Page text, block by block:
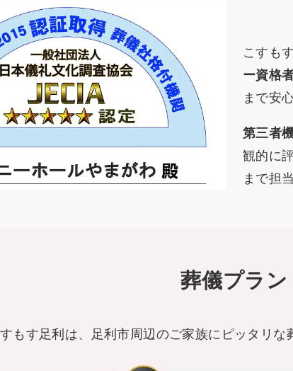
こすも
ー資格
まで安
第三者
観的に
まで担
葬儀プラン
もす足利は、足利市周辺のご家族に ピッタリな